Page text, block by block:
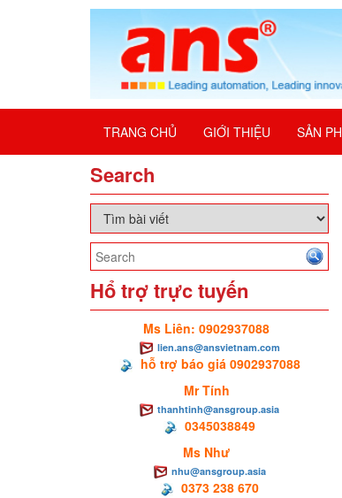
TRANG CHỦ GIỚI THIỆU SẢN
Search
Hổ trợ trực tuyến
Ms Liên: 0902937088
lien.ans@ansvietnam.com
hỗ trợ báo giá 0902937088
Mr Tính
thanhtinh@ansgroup.asia
0345038849
Ms Như
nhu@ansgroup.asia
0373 238 670